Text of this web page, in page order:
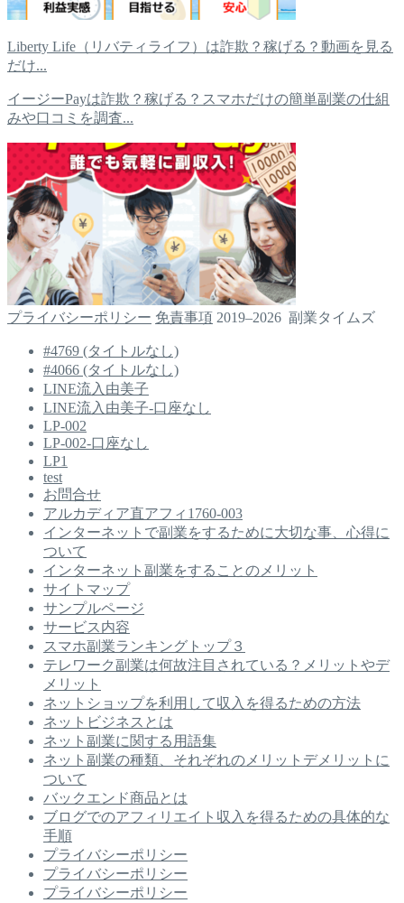
Liberty Life（リバティライフ）は詐欺？稼げる？動画を見る
だけ...
イージーPayは詐欺？稼げる？スマホだけの簡単副業の仕組
みや口コミを調査...
プライバシーポリシー 免責事項 2019–2026 副業タイムズ
#4769 (タイトルなし)
#4066 (タイトルなし)
LINE流入由美子
LINE流入由美子-口座なし
LP-002
LP-002-口座なし
LP1
test
お問合せ
アルカディア直アフィ1760-003
インターネットで副業をするために大切な事、心得に
ついて
インターネット副業をすることのメリット
サイトマップ
サンプルページ
サービス内容
スマホ副業ランキングトップ３
テレワーク副業は何故注目されている？メリットやデ
メリット
ネットショップを利用して収入を得るための方法
ネットビジネスとは
ネット副業に関する用語集
ネット副業の種類、それぞれのメリットデメリットに
ついて
バックエンド商品とは
ブログでのアフィリエイト収入を得るための具体的な
手順
プライバシーポリシー
プライバシーポリシー
プライバシーポリシー